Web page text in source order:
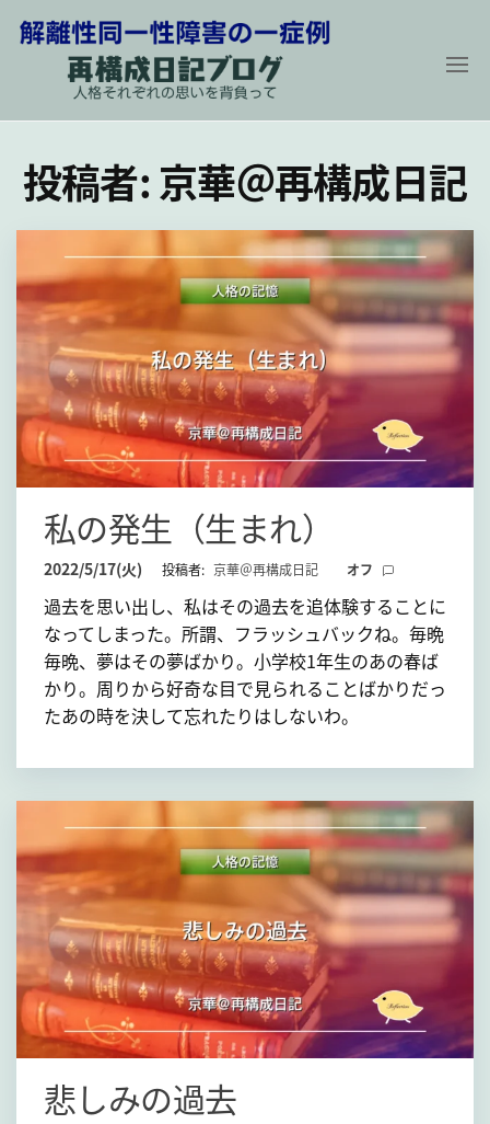
キ
プ
解
性
同
一
障
害
の
一
症
例
日
記
ブ
グ
格
そ
ぞ
の
思
い
を
背
負
投稿者:京華＠再構成日記
私の発生（生まれ）
2022/5/17(火) 投稿者: 京華＠再構成日記 オフ
過去を思い出し、私はその過去を追体験することに
なってしまった。所謂、フラッシュバックね。毎晩
毎晩、夢はその夢ばかり。小学校1年生のあの春ば
かり。周りから好奇な目で見られることばかりだっ
たあの時を決して忘れたりはしないわ。
悲しみの過去